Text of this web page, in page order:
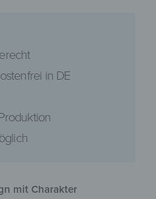
in DE
mit Charakter